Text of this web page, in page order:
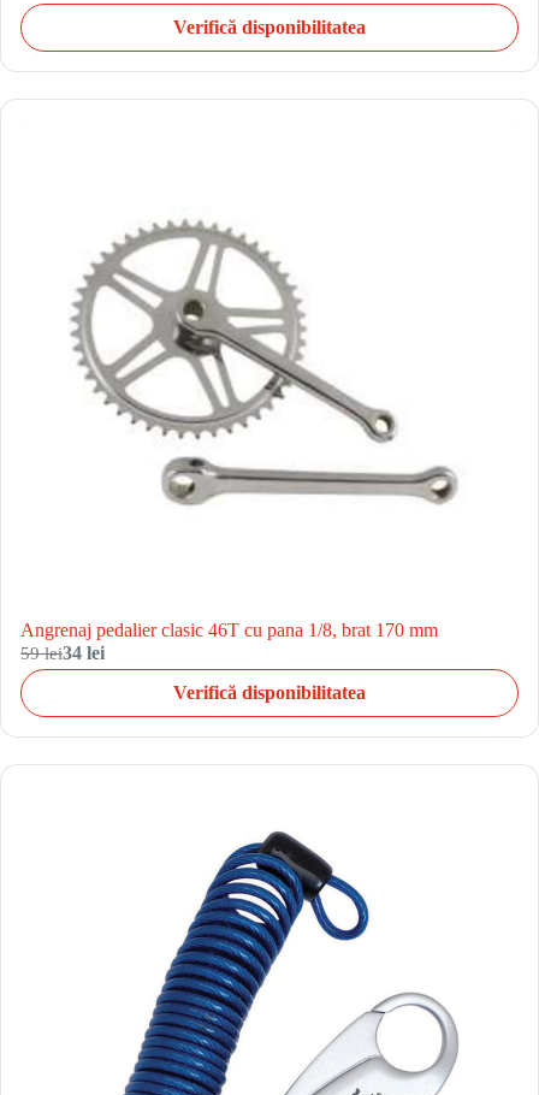
Verifică disponibilitatea
Angrenaj pedalier clasic 46T cu pana 1/8, brat 170 mm
59 lei34 lei
Verifică disponibilitatea